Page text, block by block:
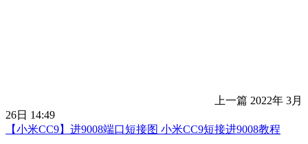
上一篇 2022年 3月
26日 14:49
【小米CC9】进9008端口短接图 小米CC9短接进9008教程